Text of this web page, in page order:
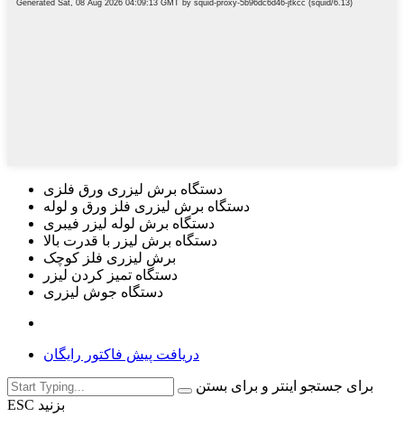
دستگاه برش لیزری ورق فلزی
دستگاه برش لیزری فلز ورق و لوله
دستگاه برش لوله لیزر فیبری
دستگاه برش لیزر با قدرت بالا
برش لیزری فلز کوچک
دستگاه تمیز کردن لیزر
دستگاه جوش لیزری
دریافت پیش فاکتور رایگان
برای جستجو اینتر و برای بستن
ESC بزنید